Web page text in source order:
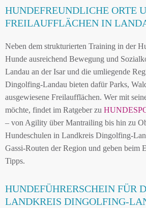
HUNDEFREUNDLICHE ORTE
FREILAUFFLÄCHEN IN
Neben dem strukturierten Training in der
Hunde ausreichend Bewegung und
Landau an der Isar und die umliegende
Dingolfing-Landau bieten dafür Parks,
ausgewiesene Freilaufflächen. Wer mit
möchte, findet im Ratgeber zu
– von Agility über Mantrailing bis hin zu
Hundeschulen in Landkreis Dingolfing-
Gassi-Routen der Region und geben beim
Tipps.
HUNDEFÜHRERSCHEIN FÜR
LANDKREIS DINGOLFING-